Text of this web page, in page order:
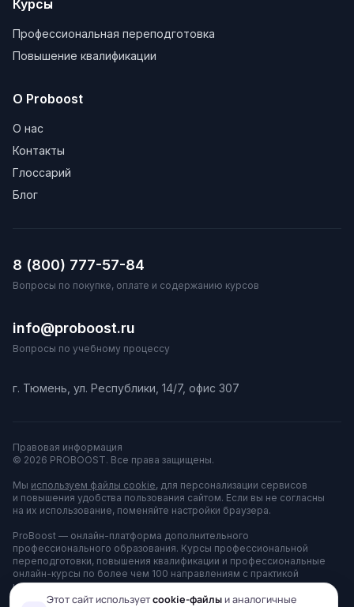
Курсы
Профессиональная переподготовка
Повышение квалификации
О Proboost
О нас
Контакты
Глоссарий
Блог
8 (800) 777-57-84
Вопросы по покупке, оплате и содержанию курсов
info@proboost.ru
Вопросы по учебному процессу
г. Тюмень, ул. Республики, 14/7, офис 307
Правовая информация
© 2026 PROBOOST. Все права защищены.
Мы используем файлы cookie, для персонализации сервисов
и повышения удобства пользования сайтом. Если вы не согласны
на их использование, поменяйте настройки браузера.
ProBoost — онлайн-платформа дополнительного
профессионального образования. Курсы профессиональной
переподготовки, повышения квалификации и профессиональные
онлайн-курсы по более чем 100 направлениям с практикой
на тренажёрах. Платформа принадлежит АНО ДПО «ЦППК»
и используется для оказания образовательных услуг.
Этот сайт используетcookie-файлы и аналогичные